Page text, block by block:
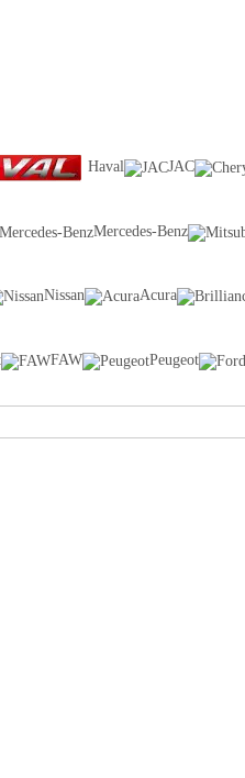
Haval JAC
Mercedes-Benz
Nissan Acura
FAW Peugeot